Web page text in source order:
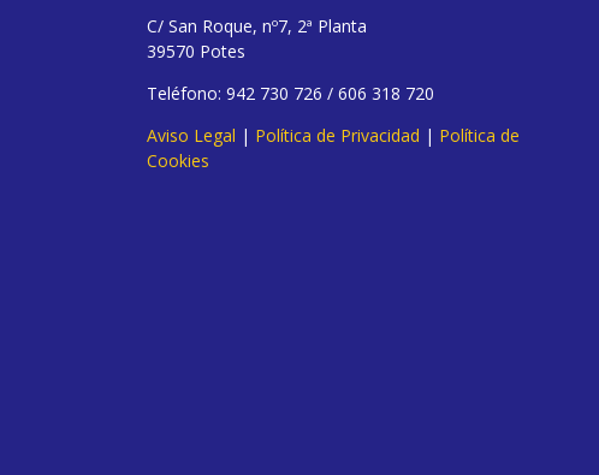
C/ San Roque, nº7, 2ª Planta
39570 Potes
Teléfono: 942 730 726 / 606 318 720
Aviso Legal | Política de Privacidad | Política de
Cookies